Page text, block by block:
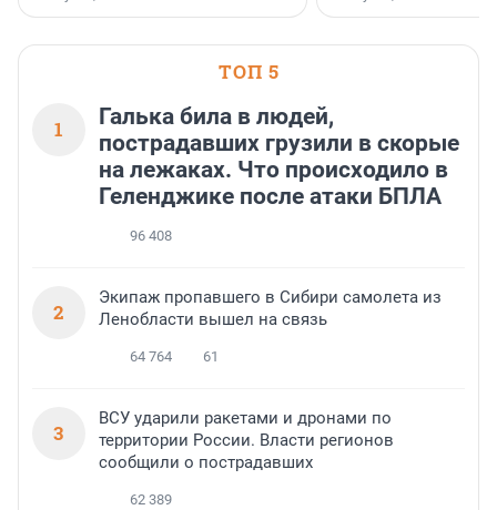
ТОП 5
1
Галька била в людей,
пострадавших грузили в скорые
на лежаках. Что происходило в
Геленджике после атаки БПЛА
96 408
2
Экипаж пропавшего в Сибири самолета из
Ленобласти вышел на связь
64 764 61
3
ВСУ ударили ракетами и дронами по
территории России. Власти регионов
сообщили о пострадавших
62 389